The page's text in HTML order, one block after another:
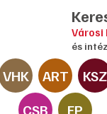
Városi
és
VHK ART KSZ
CSB
EP